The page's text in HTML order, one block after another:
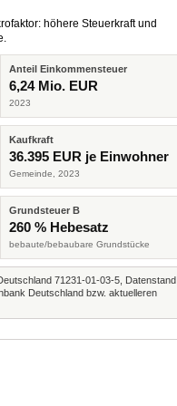
höhere Steuerkraft und
Anteil Einkommensteuer
6,24 Mio. EUR
2023
Kaufkraft
36.395 EUR je Einwohner
Gemeinde, 2023
Grundsteuer B
260 % Hebesatz
bebaute/bebaubare Grundstücke
71231-01-03-5, Datenstand
Deutschland bzw. aktuelleren